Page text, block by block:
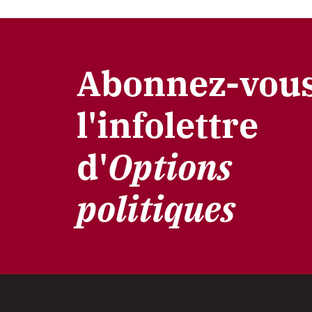
Abonnez-
l'infolettre
d'Options
politiques